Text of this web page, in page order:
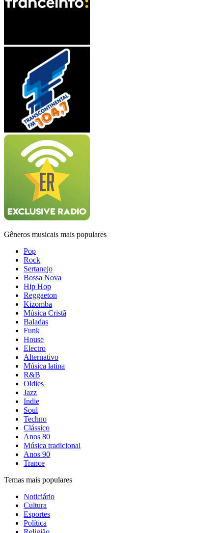
Gêneros musicais mais populares
Pop
Rock
Sertanejo
Bossa Nova
Hip Hop
Reggaeton
Kizomba
Música Cristã
Baladas
Funk
House
Electro
Alternativo
Música latina
R&B
Oldies
Jazz
Indie
Soul
Techno
Clássico
Anos 80
Música tradicional
Anos 90
Trance
Temas mais populares
Noticiário
Cultura
Esportes
Política